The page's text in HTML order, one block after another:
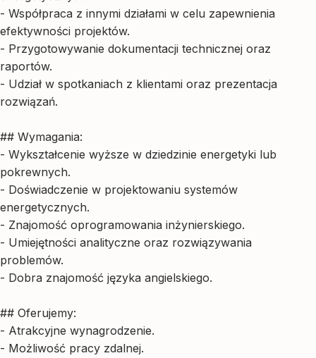
- Współpraca z innymi działami w celu zapewnienia
efektywności projektów.
- Przygotowywanie dokumentacji technicznej oraz
raportów.
- Udział w spotkaniach z klientami oraz prezentacja
rozwiązań.
## Wymagania:
- Wykształcenie wyższe w dziedzinie energetyki lub
pokrewnych.
- Doświadczenie w projektowaniu systemów
energetycznych.
- Znajomość oprogramowania inżynierskiego.
- Umiejętności analityczne oraz rozwiązywania
problemów.
- Dobra znajomość języka angielskiego.
## Oferujemy:
- Atrakcyjne wynagrodzenie.
- Możliwość pracy zdalnej.